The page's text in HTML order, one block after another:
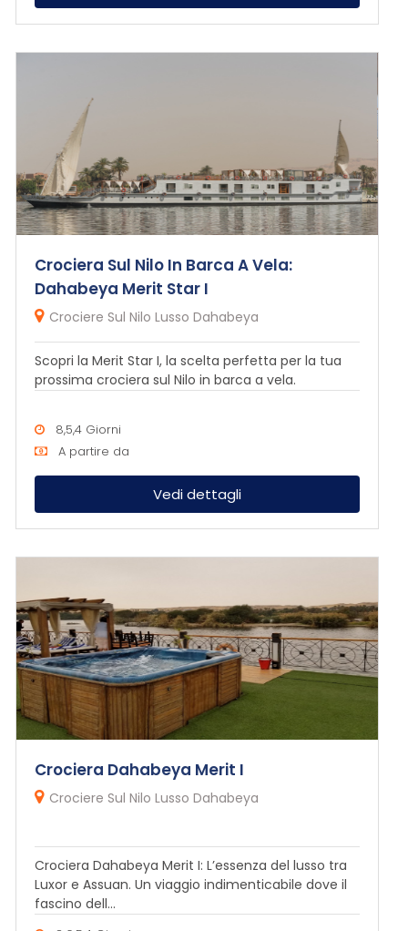
Crociera Sul Nilo In Barca A Vela:
Dahabeya Merit Star I
Crociere Sul Nilo Lusso Dahabeya
Scopri la Merit Star I, la scelta perfetta per la tua
prossima crociera sul Nilo in barca a vela.
8,5,4 Giorni
A partire da
Vedi dettagli
Crociera Dahabeya Merit I
Crociere Sul Nilo Lusso Dahabeya
Crociera Dahabeya Merit I: L’essenza del lusso tra
Luxor e Assuan. Un viaggio indimenticabile dove il
fascino dell...